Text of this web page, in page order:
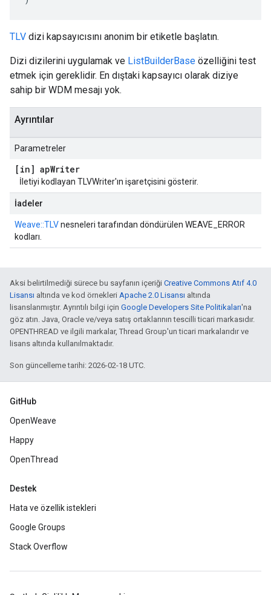
TLV dizi kapsayıcısını anonim bir etiketle başlatın.
Dizi dizilerini uygulamak ve ListBuilderBase özelliğini test
etmek için gereklidir. En dıştaki kapsayıcı olarak diziye
sahip bir WDM mesajı yok.
Ayrıntılar
Parametreler
[in] apWriter
İletiyi kodlayan TLVWriter'ın işaretçisini gösterir.
İadeler
Weave::TLVnesneleri tarafından döndürülen WEAVE_ERROR
kodları.
Aksi belirtilmediği sürece bu sayfanın içeriği Creative Commons Atıf 4.0
Lisansı altında ve kod örnekleri Apache 2.0 Lisansı altında
lisanslanmıştır. Ayrıntılı bilgi için Google Developers Site Politikaları'na
göz atın. Java, Oracle ve/veya satış ortaklarının tescilli ticari markasıdır.
OPENTHREAD ve ilgili markalar, Thread Group'un ticari markalarıdır ve
lisans altında kullanılmaktadır.
Son güncelleme tarihi: 2026-02-18 UTC.
GitHub
OpenWeave
Happy
OpenThread
Destek
Hata ve özellik istekleri
Google Groups
Stack Overflow